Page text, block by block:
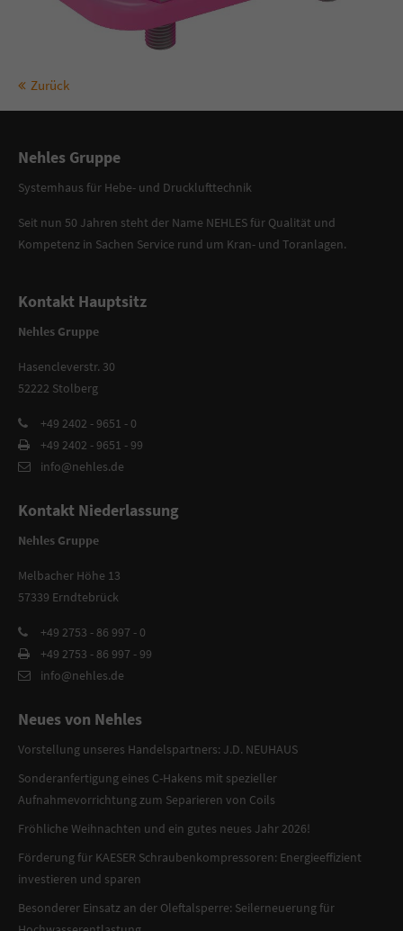
Zurück
Nehles Gruppe
Systemhaus für Hebe- und Drucklufttechnik
Seit nun 50 Jahren steht der Name NEHLES für Qualität und
Kompetenz in Sachen Service rund um Kran- und Toranlagen.
Kontakt Hauptsitz
Nehles Gruppe
Hasencleverstr. 30
52222 Stolberg
+49 2402 - 9651 - 0
+49 2402 - 9651 - 99
info@nehles.de
Kontakt Niederlassung
Nehles Gruppe
Melbacher Höhe 13
57339 Erndtebrück
+49 2753 - 86 997 - 0
+49 2753 - 86 997 - 99
info@nehles.de
Neues von Nehles
Vorstellung unseres Handelspartners: J.D. NEUHAUS
Sonderanfertigung eines C-Hakens mit spezieller
Aufnahmevorrichtung zum Separieren von Coils
Fröhliche Weihnachten und ein gutes neues Jahr 2026!
Förderung für KAESER Schraubenkompressoren: Energieeffizient
investieren und sparen
Besonderer Einsatz an der Oleftalsperre: Seilerneuerung für